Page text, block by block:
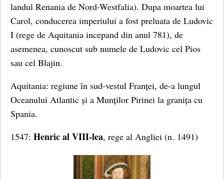
landul Renania de Nord-Westfalia). Dupa moartea lui
Carol, conducerea imperiului a fost preluata de Ludovic
I (rege de Aquitania incepand din anul 781), de
asemenea, cunoscut sub numele de Ludovic cel Pios
sau cel Blajin.
Aquitania: regiune în sud-vestul Franței, de-a lungul
Oceanului Atlantic și a Munților Pirinei la granița cu
Spania.
1547: Henric al VIII-lea, rege al Angliei (n. 1491)